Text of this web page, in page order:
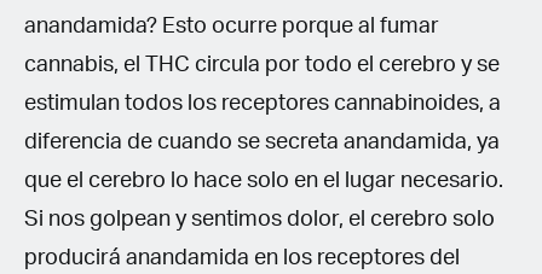
anandamida? Esto ocurre porque al fumar
cannabis, el THC circula por todo el cerebro y se
estimulan todos los receptores cannabinoides, a
diferencia de cuando se secreta anandamida, ya
que el cerebro lo hace solo en el lugar necesario.
Si nos golpean y sentimos dolor, el cerebro solo
producirá anandamida en los receptores del